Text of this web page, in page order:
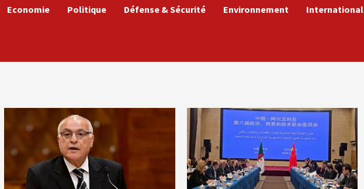
Economie Politique Défense & Sécurité Environnement International